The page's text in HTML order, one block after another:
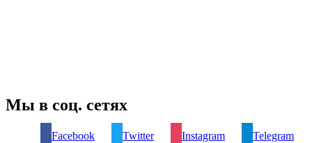
Мы в соц. сетях
Facebook Twitter Instagram
Telegram